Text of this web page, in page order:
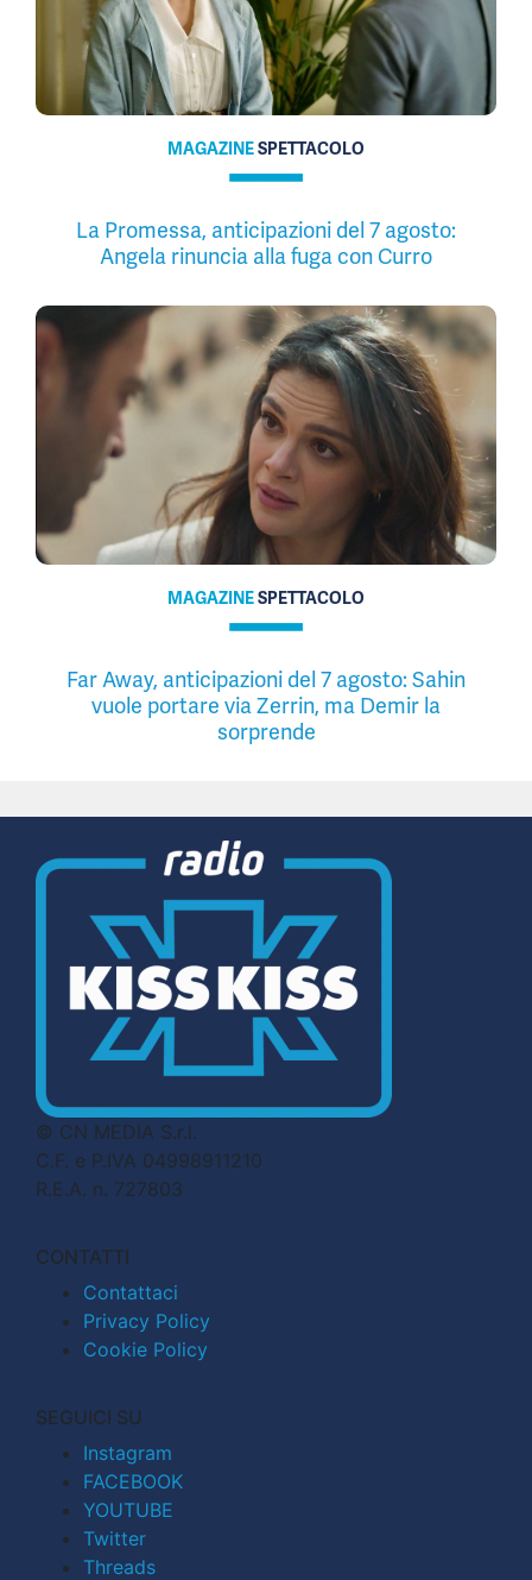
MAGAZINESPETTACOLO
La Promessa, anticipazioni del 7 agosto:
Angela rinuncia alla fuga con Curro
MAGAZINESPETTACOLO
Far Away, anticipazioni del 7 agosto: Sahin
vuole portare via Zerrin, ma Demir la
sorprende
© CN MEDIA S.r.l.
C.F. e P.IVA 04998911210
R.E.A. n. 727803
CONTATTI
Contattaci
Privacy Policy
Cookie Policy
SEGUICI SU
Instagram
FACEBOOK
YOUTUBE
Twitter
Threads